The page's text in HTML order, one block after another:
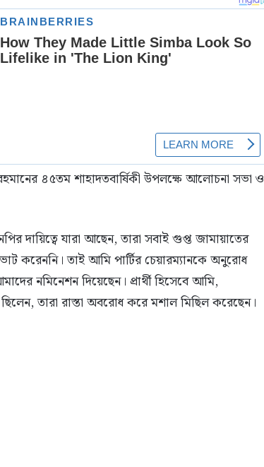
৪৫তম শাহাদতবার্ষিকী উপলক্ষে আলোচনা সভা ও
দায়িত্বে যারা আছেন, তারা সবাই গুপ্ত জামায়াতের
করেননি। তাই আমি পার্টির চেয়ারম্যানকে অনুরোধ
নমিনেশন দিয়েছেন। প্রার্থী হিসেবে আমি,
ছিলেন, তারা রাস্তা অবরোধ করে মশাল মিছিল করেছেন।